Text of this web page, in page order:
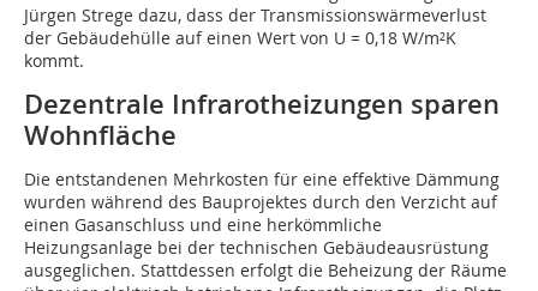
Jürgen Strege dazu, dass der Transmissionswärmeverlust
der Gebäudehülle auf einen Wert von U = 0,18 W/m²K
kommt.
Dezentrale Infrarotheizungen sparen
Wohnfläche
Die entstandenen Mehrkosten für eine effektive Dämmung
wurden während des Bauprojektes durch den Verzicht auf
einen Gasanschluss und eine herkömmliche
Heizungsanlage bei der technischen Gebäudeausrüstung
ausgeglichen. Stattdessen erfolgt die Beheizung der Räume